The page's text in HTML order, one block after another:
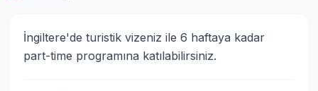
İngiltere'de turistik vizeniz ile 6 haftaya kadar
part-time programına katılabilirsiniz.